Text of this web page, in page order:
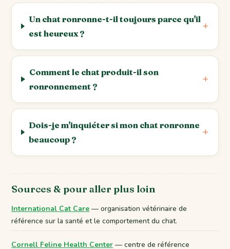
Un chat ronronne-t-il toujours parce qu'il
est heureux ?
Comment le chat produit-il son
ronronnement ?
Dois-je m'inquiéter si mon chat ronronne
beaucoup ?
Sources & pour aller plus loin
International Cat Care — organisation vétérinaire de
référence sur la santé et le comportement du chat.
Cornell Feline Health Center — centre de référence